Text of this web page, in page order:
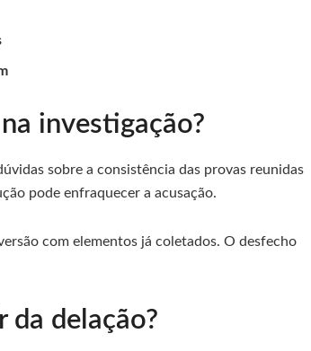
investigação?
sobre a consistência das provas reunidas
pode enfraquecer a acusação.
com elementos já coletados. O desfecho
da delação?